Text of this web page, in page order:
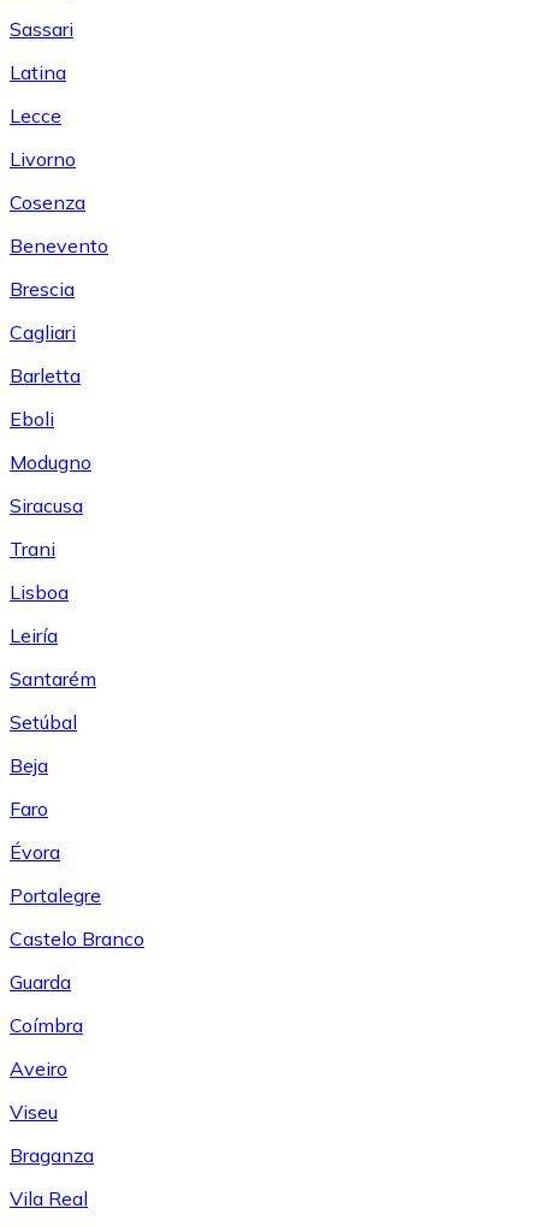
Sassari
Latina
Lecce
Livorno
Cosenza
Benevento
Brescia
Cagliari
Barletta
Eboli
Modugno
Siracusa
Trani
Lisboa
Leiría
Santarém
Setúbal
Beja
Faro
Évora
Portalegre
Castelo Branco
Guarda
Coímbra
Aveiro
Viseu
Braganza
Vila Real